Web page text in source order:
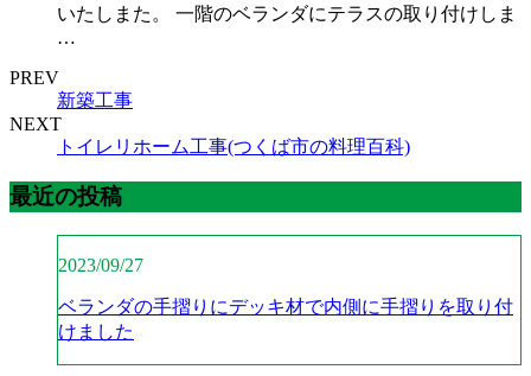
いたしまた。 一階のベランダにテラスの取り付けしま
…
PREV
新築工事
NEXT
トイレリホーム工事(つくば市の料理百科)
最近の投稿
2023/09/27
ベランダの手摺りにデッキ材で内側に手摺りを取り付
けました